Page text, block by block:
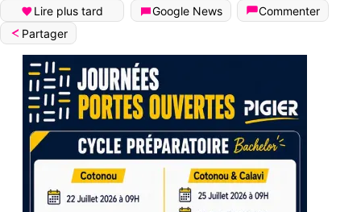
Lire plus tard Google News
Commenter
Partager